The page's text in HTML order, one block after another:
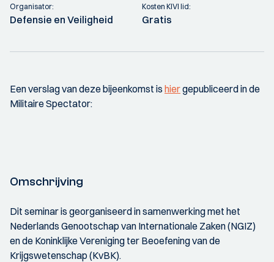
Organisator:
Defensie en Veiligheid
Kosten KIVI lid:
Gratis
Een verslag van deze bijeenkomst is hiergepubliceerd in de
Militaire Spectator:
Omschrijving
Dit seminar is georganiseerd in samenwerking met het
Nederlands Genootschap van Internationale Zaken (NGIZ)
en de Koninklijke Vereniging ter Beoefening van de
Krijgswetenschap (KvBK).